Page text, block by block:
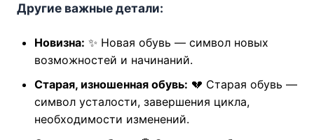
Другие важные детали:
Новизна: ✨ Новая обувь — символ новых
возможностей и начинаний.
Старая, изношенная обувь: 💔 Старая обувь —
символ усталости, завершения цикла,
необходимости изменений.